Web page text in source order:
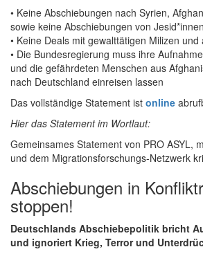
• Keine Abschiebungen nach Syrien,
sowie keine Abschiebungen von
• Keine Deals mit gewalttätigen Milizen
• Die Bundesregierung muss ihre
und die gefährdeten Menschen aus
nach Deutschland einreisen lassen
Das vollständige Statement ist online
Hier das Statement im Wortlaut:
Gemeinsames Statement von PRO ASYL,
und dem Migrationsforschungs-Netzwerk
Abschiebungen in
stoppen!
Deutschlands Abschiebepolitik bricht
und ignoriert Krieg, Terror und